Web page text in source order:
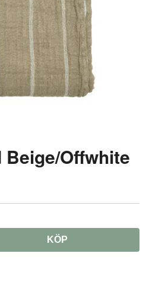
Beige/Offwhite
KÖP